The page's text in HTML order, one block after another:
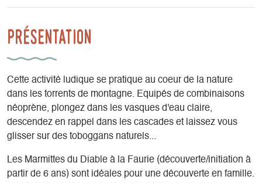
Présentation
Cette activité ludique se pratique au coeur de la nature
dans les torrents de montagne. Equipés de combinaisons
néoprène, plongez dans les vasques d'eau claire,
descendez en rappel dans les cascades et laissez vous
glisser sur des toboggans naturels...
Les Marmittes du Diable à la Faurie (découverte/initiation à
partir de 6 ans) sont idéales pour une découverte en famille.